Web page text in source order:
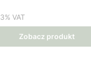
VATVAT
Zobacz produkt